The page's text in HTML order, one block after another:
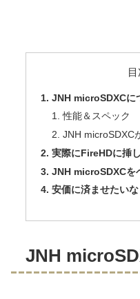
JNH microSDXCに
性能＆スペック
JNH microSDXC
実際にFireHDに挿
JNH microSDXCを
安価に済ませたい
JNH